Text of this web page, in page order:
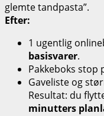
glemte tandpasta”.
Efter:
1 ugentlig
basisvarer.
Pakkeboks stop
Gaveliste og
Resultat: du
minutters